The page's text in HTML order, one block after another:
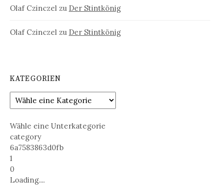
Olaf Czinczel zu Der Stintkönig
Olaf Czinczel zu Der Stintkönig
KATEGORIEN
Wähle eine Unterkategorie
category
6a7583863d0fb
1
0
Loading....